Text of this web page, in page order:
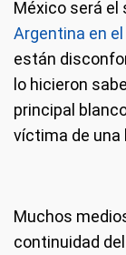
México será el
Argentina en
están
lo hicieron
principal
víctima de una
Muchos
continuidad